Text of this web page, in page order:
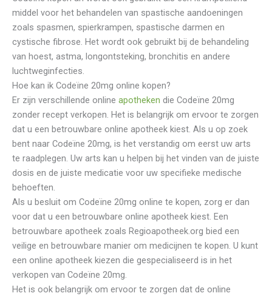
middel voor het behandelen van spastische aandoeningen
zoals spasmen, spierkrampen, spastische darmen en
cystische fibrose. Het wordt ook gebruikt bij de behandeling
van hoest, astma, longontsteking, bronchitis en andere
luchtweginfecties.
Hoe kan ik Codeïne 20mg online kopen?
Er zijn verschillende online apotheken die Codeïne 20mg
zonder recept verkopen. Het is belangrijk om ervoor te zorgen
dat u een betrouwbare online apotheek kiest. Als u op zoek
bent naar Codeïne 20mg, is het verstandig om eerst uw arts
te raadplegen. Uw arts kan u helpen bij het vinden van de juiste
dosis en de juiste medicatie voor uw specifieke medische
behoeften.
Als u besluit om Codeïne 20mg online te kopen, zorg er dan
voor dat u een betrouwbare online apotheek kiest. Een
betrouwbare apotheek zoals Regioapotheek.org bied een
veilige en betrouwbare manier om medicijnen te kopen. U kunt
een online apotheek kiezen die gespecialiseerd is in het
verkopen van Codeïne 20mg.
Het is ook belangrijk om ervoor te zorgen dat de online